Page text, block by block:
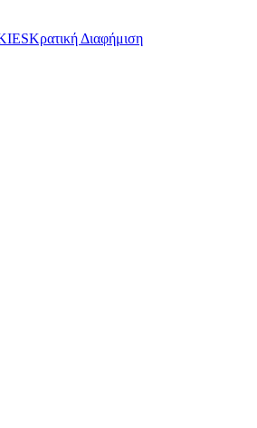
Κρατική Διαφήμιση